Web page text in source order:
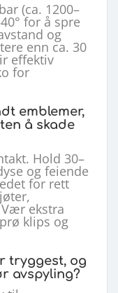
(ca. 1200–
for å spre
og
enn ca. 30
effektiv
for
emblemer,
å skade
Hold 30–
og feiende
for rett
ekstra
klips og
tryggest, og
avspyling?